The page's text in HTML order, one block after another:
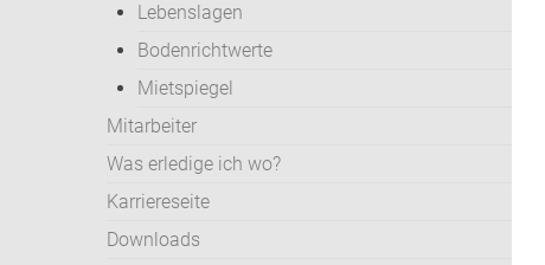
Lebenslagen
Bodenrichtwerte
Mietspiegel
Mitarbeiter
Was erledige ich wo?
Karriereseite
Downloads